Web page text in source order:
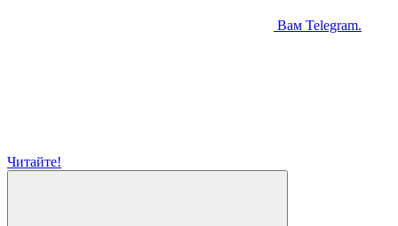
Вам Telegram.
Читайте!